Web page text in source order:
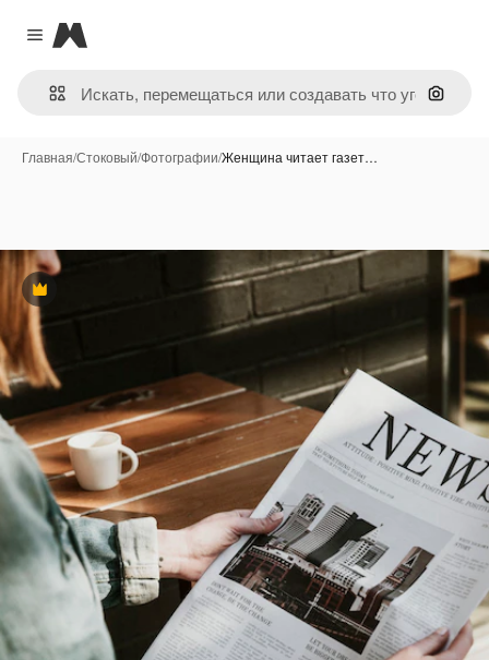
Close menu
Magnific
Поиск
Главная/Стоковый/Фотографии/Женщина читает газет…
Премиум